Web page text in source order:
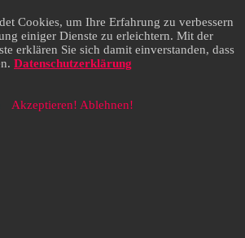
Cookies, um Ihre Erfahrung zu verbessern
einiger Dienste zu erleichtern. Mit der
erklären Sie sich damit einverstanden, dass
Datenschutzerklärung
Akzeptieren! Ablehnen!